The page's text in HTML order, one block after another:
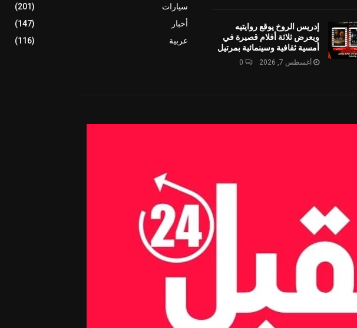
إدريس الروخ يوقع روايتيه
ويعرض ثلاثة أفلام قصيرة في
أمسية ثقافية وسينمائية بمرتيل
أغسطس 7, 2026 0
سيارات
(201)
أخبار
(147)
عربية
(116)